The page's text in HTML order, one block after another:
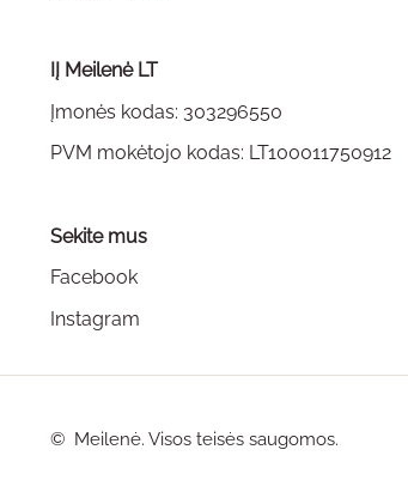
IĮ Meilenė LT
Įmonės kodas: 303296550
PVM mokėtojo kodas: LT100011750912
Sekite mus
Facebook
Instagram
© Meilenė. Visos teisės saugomos.